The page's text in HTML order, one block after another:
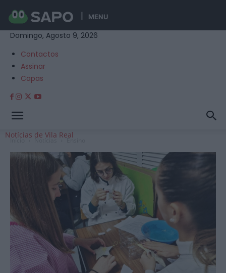
MENU
Domingo, Agosto 9, 2026
Contactos
Assinar
Capas
Notícias de Vila Real
Início Notícias Ensino